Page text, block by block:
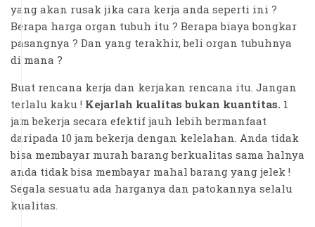
yang akan rusak jika cara kerja anda seperti ini ?
Berapa harga organ tubuh itu ? Berapa biaya bongkar
pasangnya ? Dan yang terakhir, beli organ tubuhnya
di mana ?
Buat rencana kerja dan kerjakan rencana itu. Jangan
terlalu kaku ! Kejarlah kualitas bukan kuantitas. 1
jam bekerja secara efektif jauh lebih bermanfaat
daripada 10 jam bekerja dengan kelelahan. Anda tidak
bisa membayar murah barang berkualitas sama halnya
anda tidak bisa membayar mahal barang yang jelek !
Segala sesuatu ada harganya dan patokannya selalu
kualitas.